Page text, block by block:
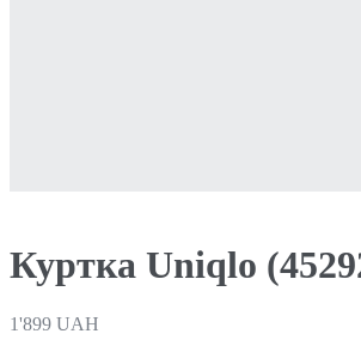
Куртка Uniqlo
1'899 UAH